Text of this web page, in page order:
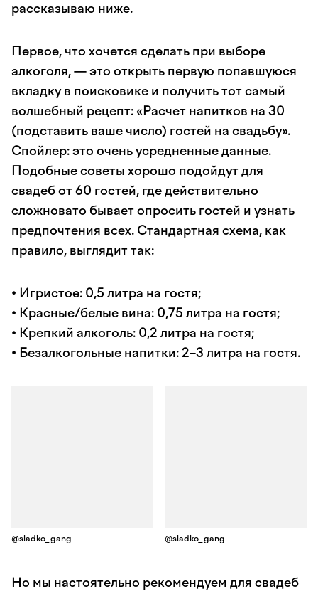
рассказываю ниже.
Первое, что хочется сделать при выборе
алкоголя, — это открыть первую попавшуюся
вкладку в поисковике и получить тот самый
волшебный рецепт: «Расчет напитков на 30
(подставить ваше число) гостей на свадьбу».
Спойлер: это очень усредненные данные.
Подобные советы хорошо подойдут для
свадеб от 60 гостей, где действительно
сложновато бывает опросить гостей и узнать
предпочтения всех. Стандартная схема, как
правило, выглядит так:
• Игристое: 0,5 литра на гостя;
• Красные/белые вина: 0,75 литра на гостя;
• Крепкий алкоголь: 0,2 литра на гостя;
• Безалкогольные напитки: 2–3 литра на гостя.
@sladko_gang @sladko_gang
Но мы настоятельно рекомендуем для свадеб